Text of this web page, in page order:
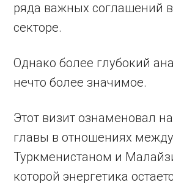
ряда важных соглашений
секторе.
Однако более глубокий
нечто более значимое.
Этот визит ознаменовал
главы в отношениях между
Туркменистаном и
которой энергетика